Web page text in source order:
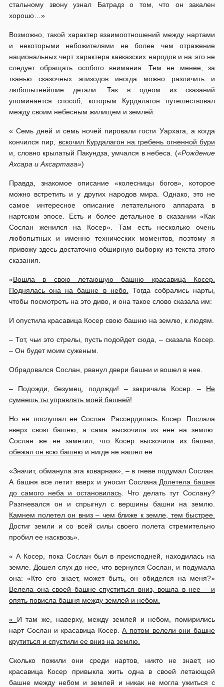
стальному звону узнал Батрадз о том, что он закален
хорошо…»
Возможно, такой характер взаимоотношений между нартами
и некоторыми небожителями не более чем отражение
национальных черт характера кавказских народов и на это не
следует обращать особого внимания. Тем не менее, за
тканью сказочных эпизодов иногда можно различить и
любопытнейшие детали. Так в одном из сказаний
упоминается способ, которым Курдалагон путешествовал
между своим небесным жилищем и землей:
« Семь дней и семь ночей пировали гости Уархага, а когда
кончился пир, вскочил Курдалагон на гребень огненной бури
и, словно крылатый Пакундза, умчался в небеса. («Рождение
Ахсара и Ахсартага»)
Правда, знакомое описание «колесницы богов», которое
можно встретить и у других народов мира. Однако, это не
самое интересное описание летательного аппарата в
нартском эпосе. Есть и более детальное в сказании «Как
Сослан женился на Косер». Там есть несколько очень
любопытных и именно технических моментов, поэтому я
привожу здесь достаточно обширную выборку из текста этого
сказания.
«Вошла в свою летающую башню красавица Косер.
Поднялась она на башне в небо.
Тогда собрались нарты,
чтобы посмотреть на это диво, и она такое слово сказала им:
И опустила красавица Косер свою башню на землю, к людям.
– Тот, чьи это стрелы, пусть подойдет сюда, – сказала Косер.
– Он будет моим суженым.
Обрадовался Сослан, рванул двери башни и вошел в нее.
– Подожди, безумец, подожди! – закричала Косер. – Не
сумеешь ты управлять моей башней!
Но не послушал ее Сослан. Рассердилась Косер. Послала
вверх свою башню , а сама выскочила из нее на землю.
Сослан же не заметил, что Косер выскочила из башни,
обежал он всю башню и нигде не нашел ее.
«Значит, обманула эта коварная», – в гневе подумал Сослан.
А башня все летит вверх и уносит Сослана. Долетела башня
до самого неба и остановилась. Что делать тут Сослану?
Разгневался он и спрыгнул с вершины башни на землю.
Камнем полетел он вниз – чем ближе к земле, тем быстрее.
Достиг земли и со всей силы своего полета стремительно
пробил ее насквозь».
« А Косер, пока Сослан был в преисподней, находилась на
земле. Дошел слух до нее, что вернулся Сослан, и подумала
она: «Кто его знает, может быть, он обиделся на меня?»
Велела она своей башне спуститься вниз, вошла в нее – и
опять повисла башня между землей и небом.
« И там же, наверху, между землей и небом, помирились
нарт Сослан и красавица Косер.А потом велели они башне
крутиться и спустили ее вниз на землю.
Сколько пожили они среди нартов, никто не знает, но
красавица Косер привыкла жить одна в своей летающей
башне между небом и землей и никак не могла ужиться с